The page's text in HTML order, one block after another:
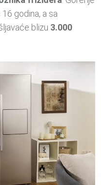
godina, a sa
blizu 3.000